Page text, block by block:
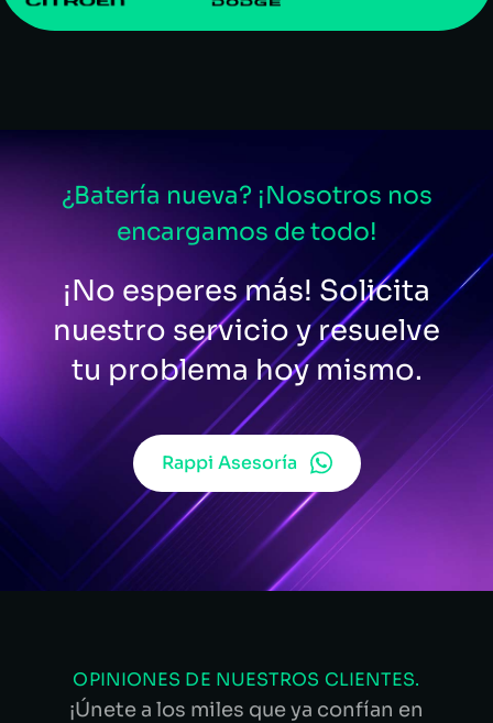
¿Batería nueva? ¡Nosotros nos
encargamos de todo!
¡No esperes más! Solicita
nuestro servicio y resuelve
tu problema hoy mismo.
Rappi Asesoría
OPINIONES DE NUESTROS CLIENTES.
¡Únete a los miles que ya confían en